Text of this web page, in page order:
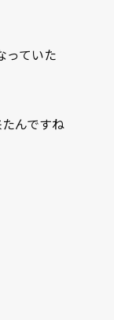
っていた
んですね